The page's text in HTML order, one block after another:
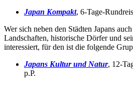
Japan Kompakt, 6-Tage-
Wer sich neben den Städten Japans
Landschaften, historische Dörfer und
interessiert, für den ist die folgende
Japans Kultur und Natur, 12-
p.P.